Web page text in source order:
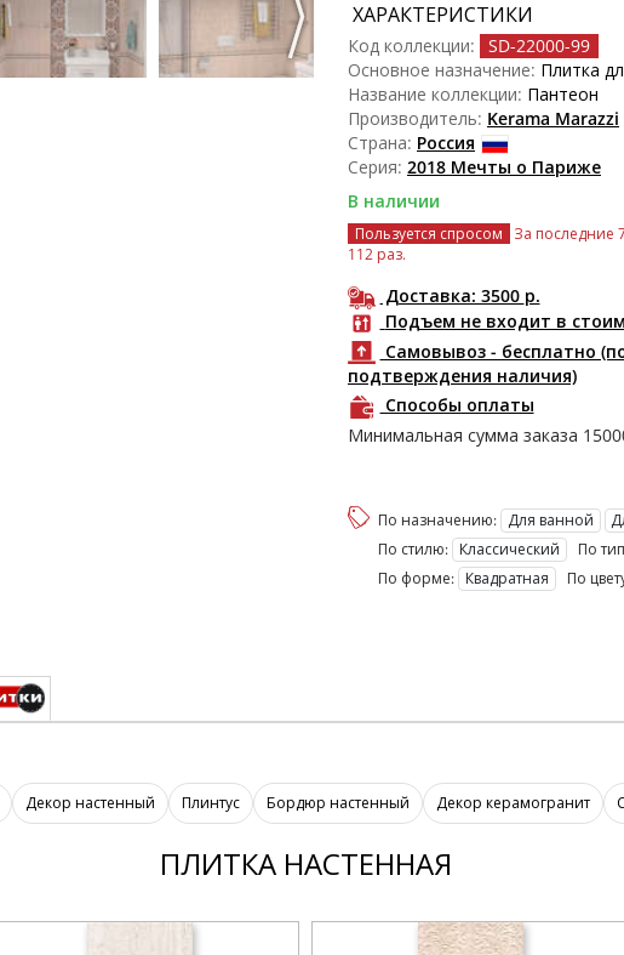
ХАРАКТЕРИСТИКИ
Код коллекции: SD-22000-99
Основное назначение: Плитка
Название коллекции: Пантеон
Производитель: Kerama Marazzi
Страна: Россия
Серия: 2018 Мечты о Париже
В наличии
Пользуется спросом
За последние
112 раз.
Доставка: 3500 р.
Подъем не входит в
Самовывоз - бесплатно
подтверждения наличия)
Способы оплаты
Минимальная сумма заказа
По назначению: Для ванной
По стилю:
Классический По
По форме:
Квадратная По
Декор настенный Плинтус Бордюр настенный Декор керамогранит
ПЛИТКА НАСТЕННАЯ